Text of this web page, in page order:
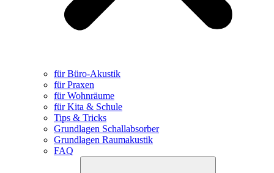
für Büro-Akustik
für Praxen
für Wohnräume
für Kita & Schule
Tips & Tricks
Grundlagen Schallabsorber
Grundlagen Raumakustik
FAQ